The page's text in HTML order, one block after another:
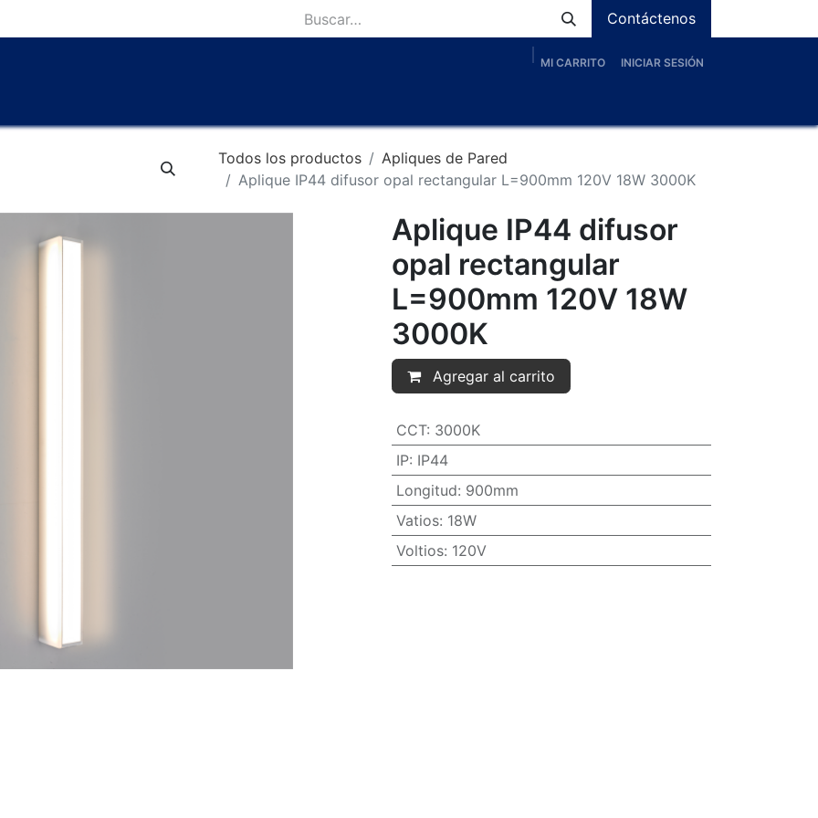
Contáctenos
MI CARRITO INICIAR SESIÓN
Todos los productos
Apliques de Pared
Aplique IP44 difusor opal rectangular L=900mm 120V 18W 3000K
Aplique IP44 difusor
opal rectangular
L=900mm 120V 18W
3000K
Agregar al carrito
CCT: 3000K
IP: IP44
Longitud: 900mm
Vatios: 18W
Voltios: 120V